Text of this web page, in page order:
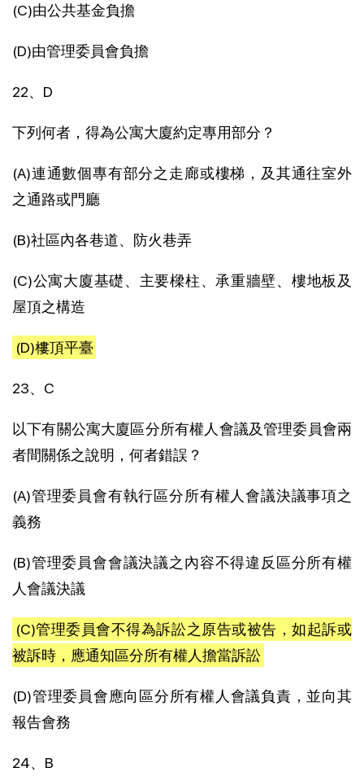
(C)由公共基金負擔
(D)由管理委員會負擔
22、D
下列何者，得為公寓大廈約定專用部分？
(A)連通數個專有部分之走廊或樓梯，及其通往室外
之通路或門廳
(B)社區內各巷道、防火巷弄
(C)公寓大廈基礎、主要樑柱、承重牆壁、樓地板及
屋頂之構造
(D)樓頂平臺
23、C
以下有關公寓大廈區分所有權人會議及管理委員會兩
者間關係之說明，何者錯誤？
(A)管理委員會有執行區分所有權人會議決議事項之
義務
(B)管理委員會會議決議之內容不得違反區分所有權
人會議決議
(C)管理委員會不得為訴訟之原告或被告，如起訴或
被訴時，應通知區分所有權人擔當訴訟
(D)管理委員會應向區分所有權人會議負責，並向其
報告會務
24、B